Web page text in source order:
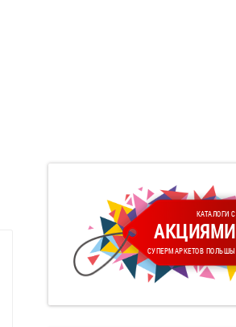
КАТАЛОГИ С
АКЦИЯМИ
СУПЕРМАРКЕТОВ ПОЛЬШЫ